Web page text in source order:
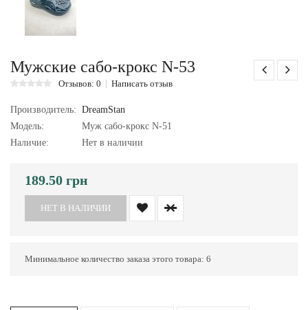
Мужские сабо-крокс N-53
Отзывов: 0 Написать отзыв
Производитель: DreamStan
Модель:
Муж сабо-крокс N-51
Наличие:
Нет в наличии
189.50 грн
НЕТ В НАЛИЧИИ
Минимальное количество заказа этого товара: 6